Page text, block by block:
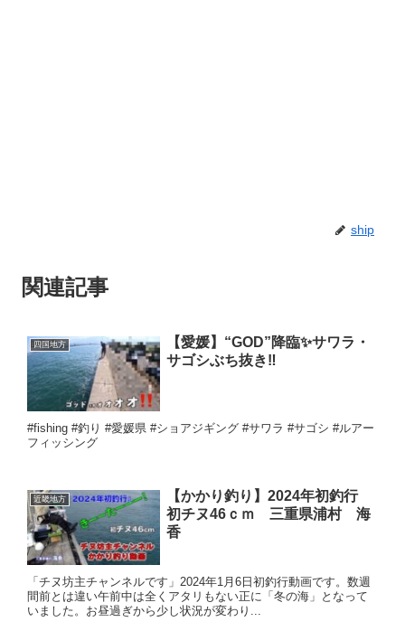
ship
関連記事
四国地方
【愛媛】“GOD”降臨✨サワラ・
サゴシぶち抜き‼️
#fishing #釣り #愛媛県 #ショアジギング #サワラ #サゴシ #ルアー
フィッシング
近畿地方
【かかり釣り】2024年初釣行
初チヌ46ｃｍ 三重県浦村 海
香
「チヌ坊主チャンネルです」2024年1月6日初釣行動画です。数週
間前とは違い午前中は全くアタリもない正に「冬の海」となって
いました。お昼過ぎから少し状況が変わり...